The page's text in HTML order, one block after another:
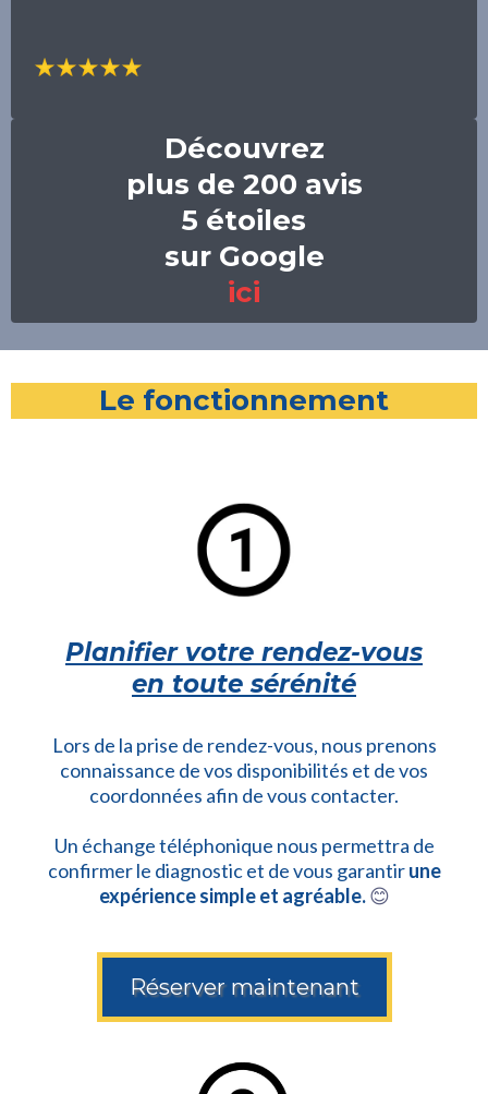
Découvrez
plus de 200 avis
5 étoiles
sur Google
ici
Le fonctionnement
Planifier votre rendez-vous
en toute sérénité
Lors de la prise de rendez-vous, nous prenons
connaissance de vos disponibilités et de vos
coordonnées afin de vous contacter.
Un échange téléphonique nous permettra de
confirmer le diagnostic et de vous garantirune
expérience simple et agréable.😊
Réserver maintenant